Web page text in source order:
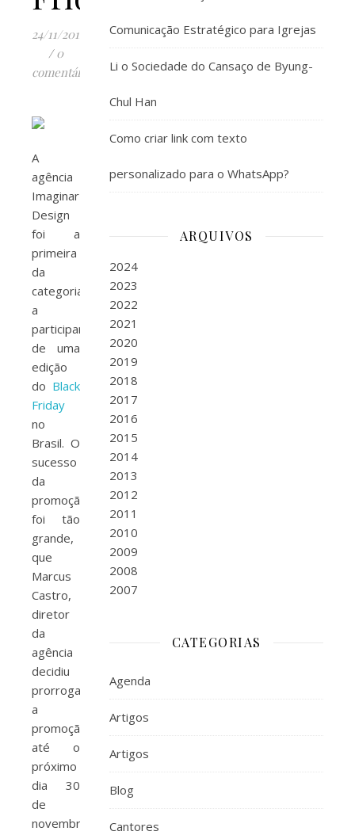
24/11/2012
/ 0
comentários
A
agência
Imaginar
Design
foi a
primeira
da
categoria
a
participar
de uma
edição
do Black
Friday
no
Brasil. O
sucesso
da
promoção
foi tão
grande,
que
Marcus
Castro,
diretor
da
agência
decidiu
prorrogar
a
promoção
até o
próximo
dia 30
de
novembro.
Comunicação Estratégico para Igrejas
Li o Sociedade do Cansaço de Byung-
Chul Han
Como criar link com texto
personalizado para o WhatsApp?
ARQUIVOS
2024
2023
2022
2021
2020
2019
2018
2017
2016
2015
2014
2013
2012
2011
2010
2009
2008
2007
CATEGORIAS
Agenda
Artigos
Artigos
Blog
Cantores